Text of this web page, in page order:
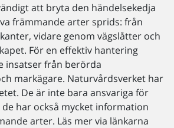
att bryta den händelsekedja
främmande arter sprids: från
vidare genom vägslåtter och
För en effektiv hantering
insatser från berörda
markägare. Naturvårdsverket har
De är inte bara ansvariga för
har också mycket information
arter. Läs mer via länkarna